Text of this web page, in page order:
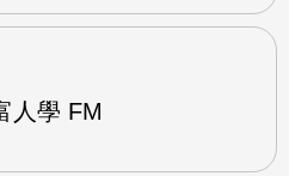
人學 FM